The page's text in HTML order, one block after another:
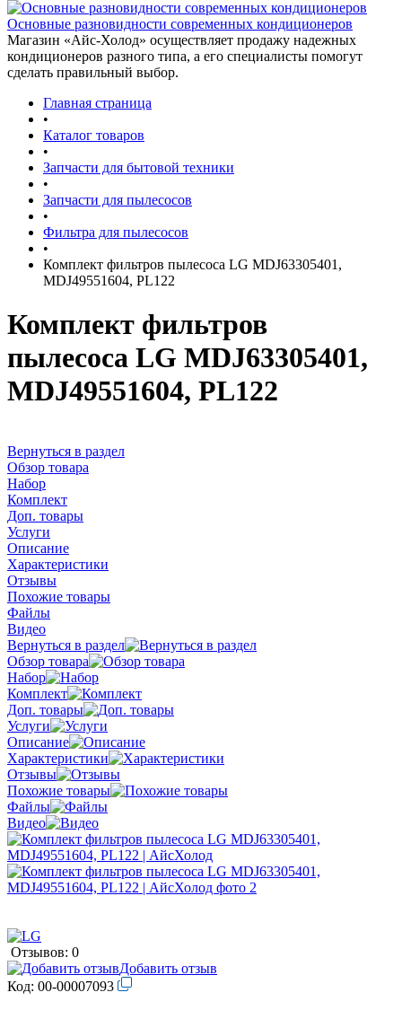
Основные разновидности современных кондиционеров
Магазин «Айс-Холод» осуществляет продажу надежных
кондиционеров разного типа, а его специалисты помогут
сделать правильный выбор.
Главная страница
•
Каталог товаров
•
Запчасти для бытовой техники
•
Запчасти для пылесосов
•
Фильтра для пылесосов
•
Комплект фильтров пылесоса LG MDJ63305401,
MDJ49551604, PL122
Комплект фильтров
пылесоса LG MDJ63305401,
MDJ49551604, PL122
Вернуться в раздел
Обзор товара
Набор
Комплект
Доп. товары
Услуги
Описание
Характеристики
Отзывы
Похожие товары
Файлы
Видео
Вернуться в раздел
Обзор товара
Набор
Комплект
Доп. товары
Услуги
Описание
Характеристики
Отзывы
Похожие товары
Файлы
Видео
Отзывов: 0
Добавить отзыв
Код: 00-00007093